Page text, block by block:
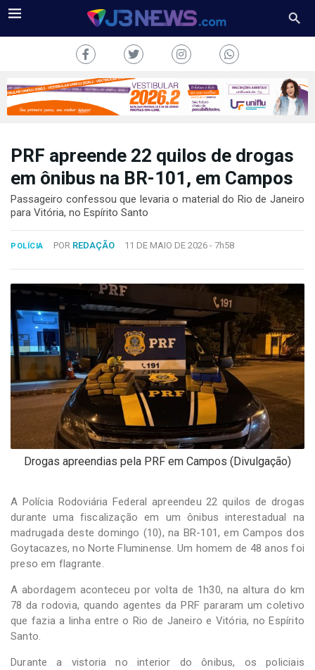
TV
CONOSCO
Copyright
Desenvolvido
por
Hesea
Tecnologia
Sistemas
PRF apreende 22 quilos de drogas
em ônibus na BR-101, em Campos
Passageiro confessou que levaria o material do Rio de Janeiro
para Vitória, no Espírito Santo
POLÍCIA POR REDAÇÃO 11 DE MAIO DE 2026 - 7h58
Drogas apreendias pela PRF em Campos (Divulgação)
A Polícia Rodoviária Federal apreendeu 22 quilos de drogas
durante uma fiscalização em um ônibus interestadual na
madrugada deste domingo (10), na BR-101, em Campos dos
Goytacazes, no Norte Fluminense. Um homem de 48 anos foi
preso em flagrante.
A abordagem aconteceu por volta de 1h30, na altura do km
78 da rodovia, quando agentes da PRF pararam um coletivo
que fazia a linha entre o Rio de Janeiro e Vitória, no Espírito
Santo.
Durante a vistoria no interior do ônibus, os policiais